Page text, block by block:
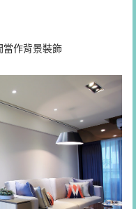
當作背景裝飾